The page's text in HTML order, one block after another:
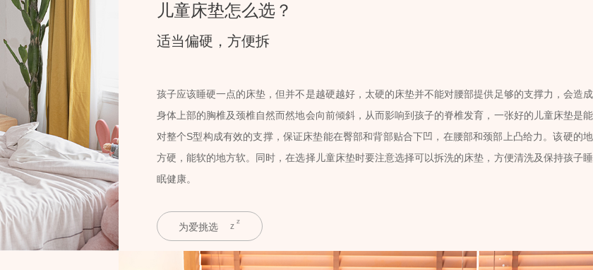
儿童床垫怎么选？
适当偏硬，方便拆
孩子应该睡硬一点的床垫，但并不是越硬越好，太硬的床垫并不能对腰部提供足够的支撑力，会造成
身体上部的胸椎及颈椎自然而然地会向前倾斜，从而影响到孩子的脊椎发育，一张好的儿童床垫是能
对整个S型构成有效的支撑，保证床垫能在臀部和背部贴合下凹，在腰部和颈部上凸给力。该硬的地
方硬，能软的地方软。同时，在选择儿童床垫时要注意选择可以拆洗的床垫，方便清洗及保持孩子睡
眠健康。
为爱挑选